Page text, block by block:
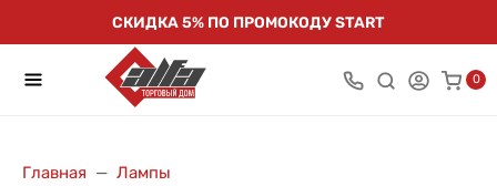
СКИДКА 5% ПО ПРОМОКОДУ START
0
Главная
Лампы